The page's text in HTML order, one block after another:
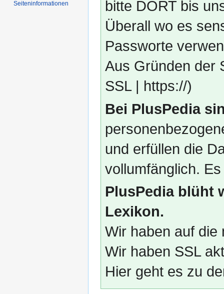
bitte DORT bis
Überall wo es
Passworte
Aus Gründen der
SSL | https://)
Bei PlusPedia
und erfüllen die
vollumfänglich.
PlusPedia blüht
Lexikon.
Wir haben auf die
Wir haben SSL
Hier geht es zu
Seiten­­informationen